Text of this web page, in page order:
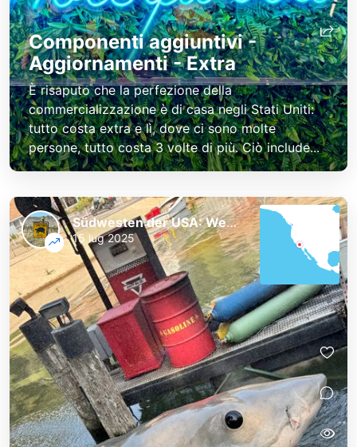
Componenti aggiuntivi -
Aggiornamenti - Extra
È risaputo che la perfezione della
commercializzazione è di casa negli Stati Uniti:
tutto costa extra e lì, dove ci sono molte
persone, tutto costa 3 volte di più. Ciò include...
Südwesten der USA: Westküste und Nationalparks
15 lug 2025